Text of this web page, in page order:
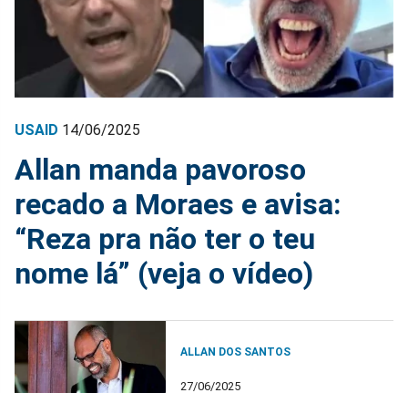
USAID 14/06/2025
Allan manda pavoroso
recado a Moraes e avisa:
“Reza pra não ter o teu
nome lá” (veja o vídeo)
ALLAN DOS SANTOS
27/06/2025